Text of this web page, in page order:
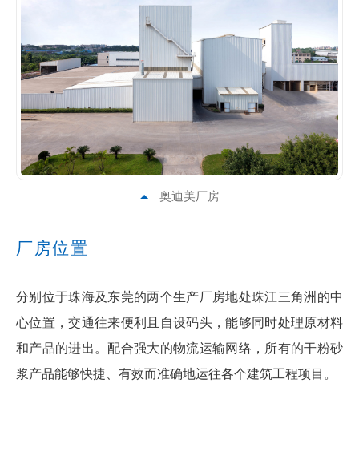
奥迪美厂房
厂房位置
分别位于珠海及东莞的两个生产厂房地处珠江三角洲的中
心位置，交通往来便利且自设码头，能够同时处理原材料
和产品的进出。配合强大的物流运输网络，所有的干粉砂
浆产品能够快捷、有效而准确地运往各个建筑工程项目。